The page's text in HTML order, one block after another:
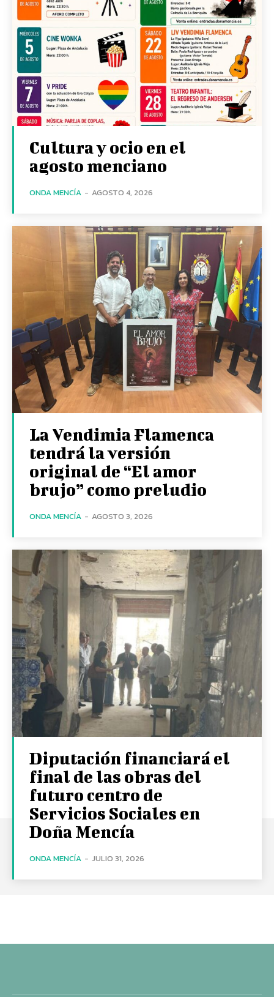
Cultura y ocio en el
agosto menciano
ONDA MENCÍA - AGOSTO 4, 2026
La Vendimia Flamenca
tendrá la versión
original de “El amor
brujo” como preludio
ONDA MENCÍA - AGOSTO 3, 2026
Diputación financiará el
final de las obras del
futuro centro de
Servicios Sociales en
Doña Mencía
ONDA MENCÍA - JULIO 31, 2026